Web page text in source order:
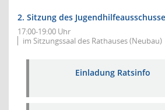
2. Sitzung des
17:00-19:00 Uhr
im Sitzungssaal des Rathauses (Neubau)
Einladung Ratsinfo